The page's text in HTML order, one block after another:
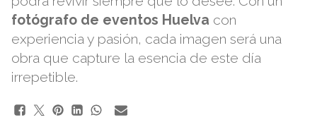
fotógrafo de eventos Huelva con
experiencia y pasión, cada imagen será una
obra que capture la esencia de este día
irrepetible.